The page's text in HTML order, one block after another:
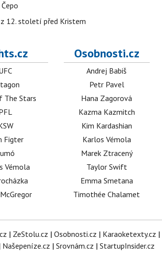
12. století před Kristem
The Stars
Figter
Vémola
Osobnosti.cz
Andrej Babiš
Petr Pavel
Hana Zagorová
Kazma Kazmitch
Kim Kardashian
Karlos Vémola
Marek Ztracený
Taylor Swift
Emma Smetana
Timothée Chalamet
| ZeStolu.cz | Osobnosti.cz | Karaoketexty.cz |
Našepeníze.cz | Srovnám.cz | StartupInsider.cz